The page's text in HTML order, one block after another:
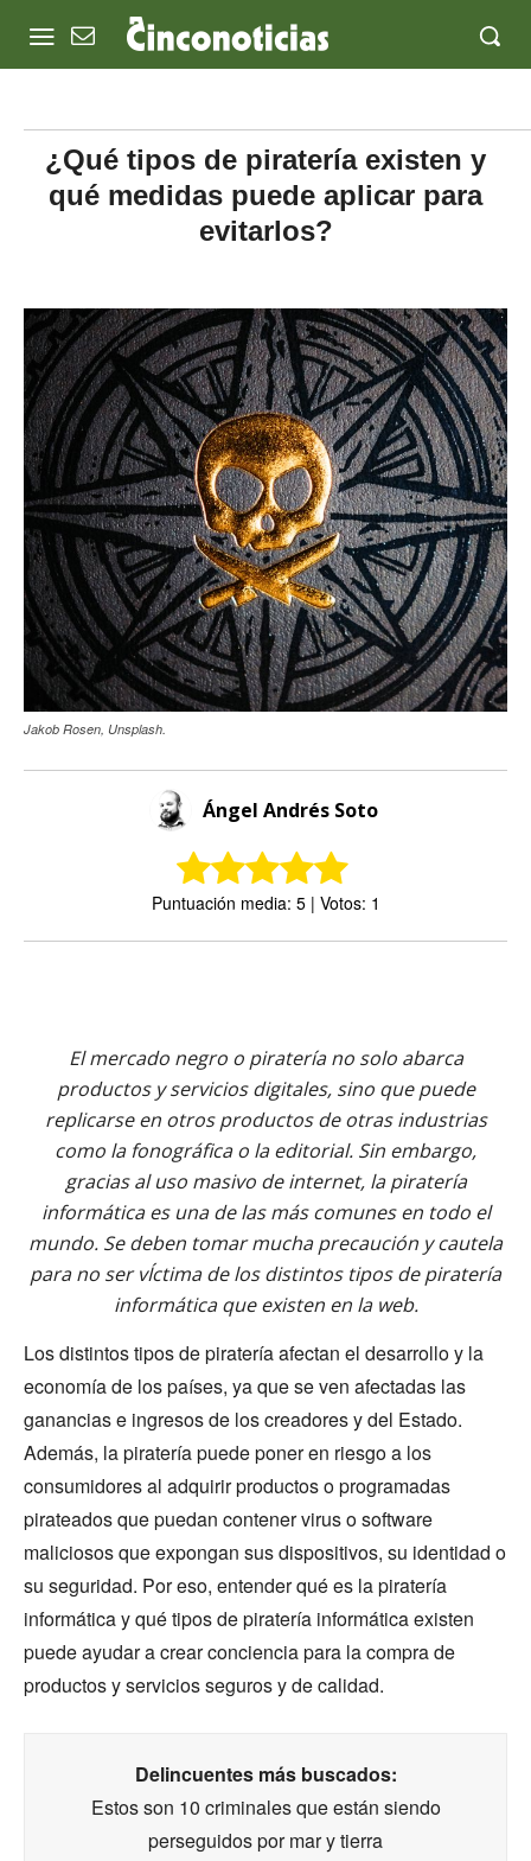
¿Qué tipos de piratería existen y
qué medidas puede aplicar para
evitarlos?
Jakob Rosen, Unsplash.
Ángel Andrés Soto
Puntuación media: 5 | Votos: 1
El mercado negro o piratería no solo abarca
productos y servicios digitales, sino que puede
replicarse en otros productos de otras industrias
como la fonográfica o la editorial. Sin embargo,
gracias al uso masivo de internet, la piratería
informática es una de las más comunes en todo el
mundo. Se deben tomar mucha precaución y cautela
para no ser vÍctima de los distintos tipos de piratería
informática que existen en la web.
Los distintos tipos de piratería afectan el desarrollo y la
economía de los países, ya que se ven afectadas las
ganancias e ingresos de los creadores y del Estado.
Además, la piratería puede poner en riesgo a los
consumidores al adquirir productos o programadas
pirateados que puedan contener virus o software
maliciosos que expongan sus dispositivos, su identidad o
su seguridad. Por eso, entender qué es la piratería
informática y qué tipos de piratería informática existen
puede ayudar a crear conciencia para la compra de
productos y servicios seguros y de calidad.
Delincuentes más buscados:
Estos son 10 criminales que están siendo
perseguidos por mar y tierra